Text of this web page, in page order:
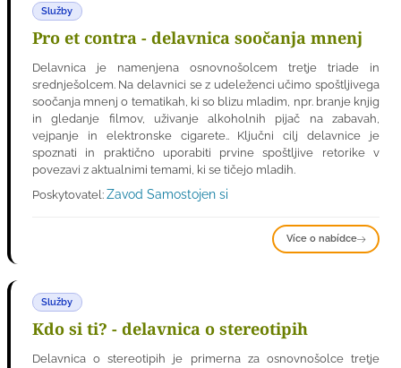
Služby
Pro et contra - delavnica soočanja mnenj
Delavnica je namenjena osnovnošolcem tretje triade in
srednješolcem. Na delavnici se z udeleženci učimo spoštljivega
soočanja mnenj o tematikah, ki so blizu mladim, npr. branje knjig
in gledanje filmov, uživanje alkoholnih pijač na zabavah,
vejpanje in elektronske cigarete.. Ključni cilj delavnice je
spoznati in praktično uporabiti prvine spoštljive retorike v
povezavi z aktualnimi temami, ki se tičejo mladih.
Poskytovatel: Zavod Samostojen si
Více o nabídce
Služby
Kdo si ti? - delavnica o stereotipih
Delavnica o stereotipih je primerna za osnovnošolce tretje